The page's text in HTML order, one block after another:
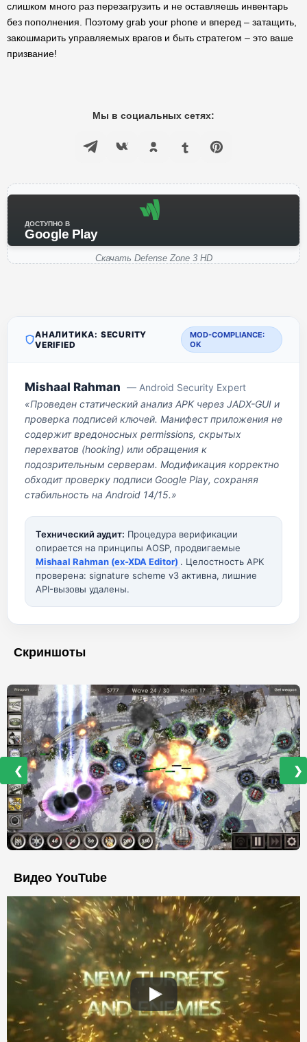
слишком много раз перезагрузить и не оставляешь инвентарь
без пополнения. Поэтому grab your phone и вперед – затащить,
закошмарить управляемых врагов и быть стратегом – это ваше
призвание!
Мы в социальных сетях:
ДОСТУПНО В
Google Play
Скачать Defense Zone 3 HD
АНАЛИТИКА: SECURITY
VERIFIED
MOD-COMPLIANCE:
OK
Mishaal Rahman — Android Security Expert
«Проведен статический анализ APK через JADX-GUI и
проверка подписей ключей. Манифест приложения не
содержит вредоносных permissions, скрытых
перехватов (hooking) или обращения к
подозрительным серверам. Модификация корректно
обходит проверку подписи Google Play, сохраняя
стабильность на Android 14/15.»
Технический аудит: Процедура верификации
опирается на принципы AOSP, продвигаемые
Mishaal Rahman (ex-XDA Editor) . Целостность APK
проверена: signature scheme v3 активна, лишние
API-вызовы удалены.
Скриншоты
❮ ❯
Видео YouTube